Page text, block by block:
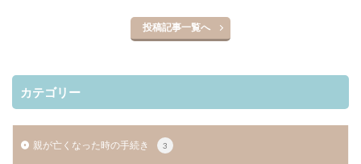
投稿記事一覧へ
カテゴリー
親が亡くなった時の手続き 3